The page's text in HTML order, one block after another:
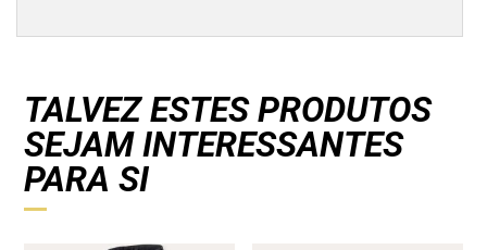
TALVEZ ESTES PRODUTOS
SEJAM INTERESSANTES
PARA SI